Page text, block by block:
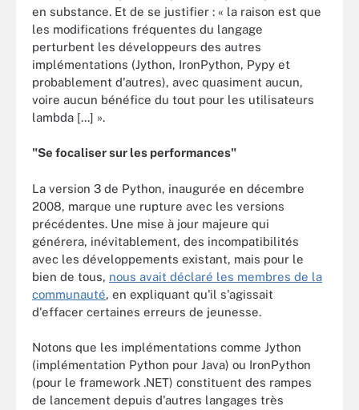
en substance. Et de se justifier : « la raison est que
les modifications fréquentes du langage
perturbent les développeurs des autres
implémentations (Jython, IronPython, Pypy et
probablement d'autres), avec quasiment aucun,
voire aucun bénéfice du tout pour les utilisateurs
lambda [...] ».
"Se focaliser sur les performances"
La version 3 de Python, inaugurée en décembre
2008, marque une rupture avec les versions
précédentes. Une mise à jour majeure qui
générera, inévitablement, des incompatibilités
avec les développements existant, mais pour le
bien de tous, nous avait déclaré les membres de la
communauté, en expliquant qu'il s'agissait
d'effacer certaines erreurs de jeunesse.
Notons que les implémentations comme Jython
(implémentation Python pour Java) ou IronPython
(pour le framework .NET) constituent des rampes
de lancement depuis d'autres langages très